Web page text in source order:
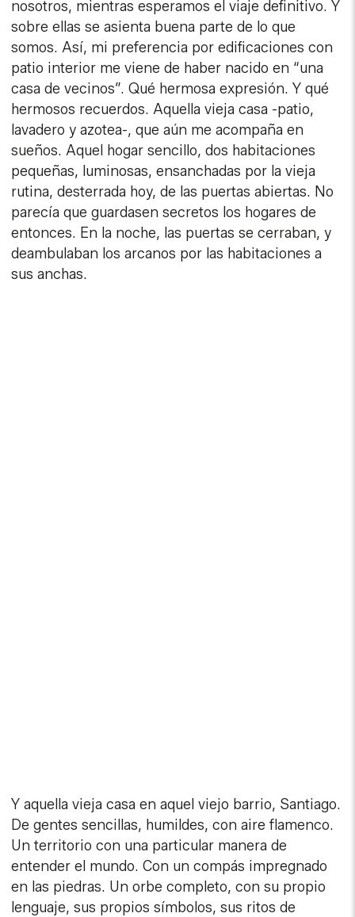
nosotros, mientras esperamos el viaje definitivo. Y
sobre ellas se asienta buena parte de lo que
somos. Así, mi preferencia por edificaciones con
patio interior me viene de haber nacido en “una
casa de vecinos”. Qué hermosa expresión. Y qué
hermosos recuerdos. Aquella vieja casa -patio,
lavadero y azotea-, que aún me acompaña en
sueños. Aquel hogar sencillo, dos habitaciones
pequeñas, luminosas, ensanchadas por la vieja
rutina, desterrada hoy, de las puertas abiertas. No
parecía que guardasen secretos los hogares de
entonces. En la noche, las puertas se cerraban, y
deambulaban los arcanos por las habitaciones a
sus anchas.
Y aquella vieja casa en aquel viejo barrio, Santiago.
De gentes sencillas, humildes, con aire flamenco.
Un territorio con una particular manera de
entender el mundo. Con un compás impregnado
en las piedras. Un orbe completo, con su propio
lenguaje, sus propios símbolos, sus ritos de